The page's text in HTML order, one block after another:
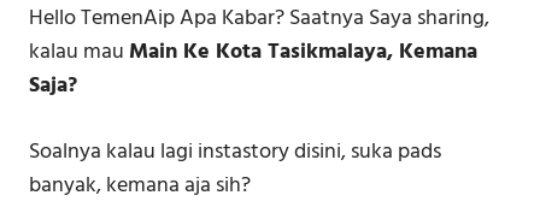
Hello TemenAip Apa Kabar? Saatnya Saya sharing,
kalau mau Main Ke Kota Tasikmalaya, Kemana
Saja?
Soalnya kalau lagi instastory disini, suka pads
banyak, kemana aja sih?